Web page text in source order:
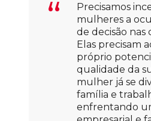
Precisamos
mulheres a
de decisão nas
Elas precisam
próprio
qualidade da
mulher já se
família e
enfrentando